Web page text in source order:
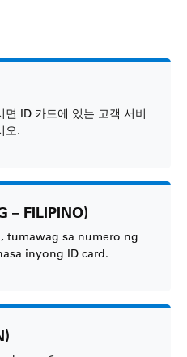
ID 카드에 있는 고객 서비
오.
– FILIPINO)
tumawag sa numero ng
inyong ID card.